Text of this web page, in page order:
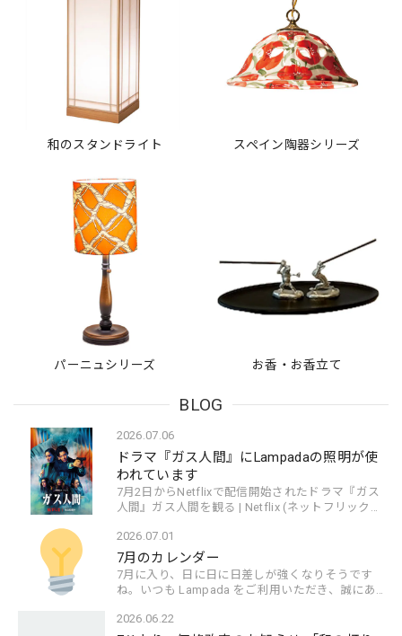
BLOG
2026.07.06
ドラマ『ガス人間』にLampadaの照明が使
われています
7月2日からNetflixで配信開始されたドラマ『ガス
人間』ガス人間を観る | Netflix (ネットフリックス)
に当店（新洋電気）の照明を使っていただきまし
た✨早くも話題...
2026.07.01
7月のカレンダー
7月に入り、日に日に日差しが強くなりそうです
ね。いつも Lampada をご利用いただき、誠にあり
内します。 💡照明＆エシカルライフスタイル
2026.06.22
和のスタンドライト スペイン陶器シリーズ
パーニュシリーズ お香・お香立て